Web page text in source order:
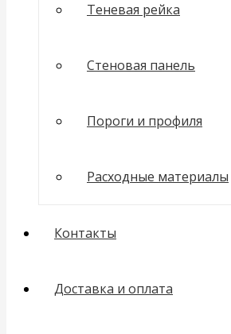
Теневая рейка
Стеновая панель
Пороги и профиля
Расходные материалы
Контакты
Доставка и оплата